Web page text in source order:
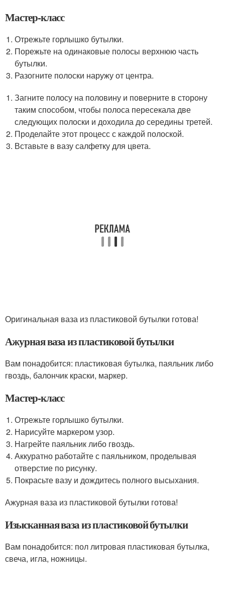
Мастер-класс
Отрежьте горлышко бутылки.
Порежьте на одинаковые полосы верхнюю часть
бутылки.
Разогните полоски наружу от центра.
Загните полосу на половину и поверните в сторону
таким способом, чтобы полоса пересекала две
следующих полоски и доходила до середины третей.
Проделайте этот процесс с каждой полоской.
Вставьте в вазу салфетку для цвета.
Оригинальная ваза из пластиковой бутылки готова!
Ажурная ваза из пластиковой бутылки
Вам понадобится: пластиковая бутылка, паяльник либо
гвоздь, балончик краски, маркер.
Мастер-класс
Отрежьте горлышко бутылки.
Нарисуйте маркером узор.
Нагрейте паяльник либо гвоздь.
Аккуратно работайте с паяльником, проделывая
отверстие по рисунку.
Покрасьте вазу и дождитесь полного высыхания.
Ажурная ваза из пластиковой бутылки готова!
Изысканная ваза из пластиковой бутылки
Вам понадобится: пол литровая пластиковая бутылка,
свеча, игла, ножницы.